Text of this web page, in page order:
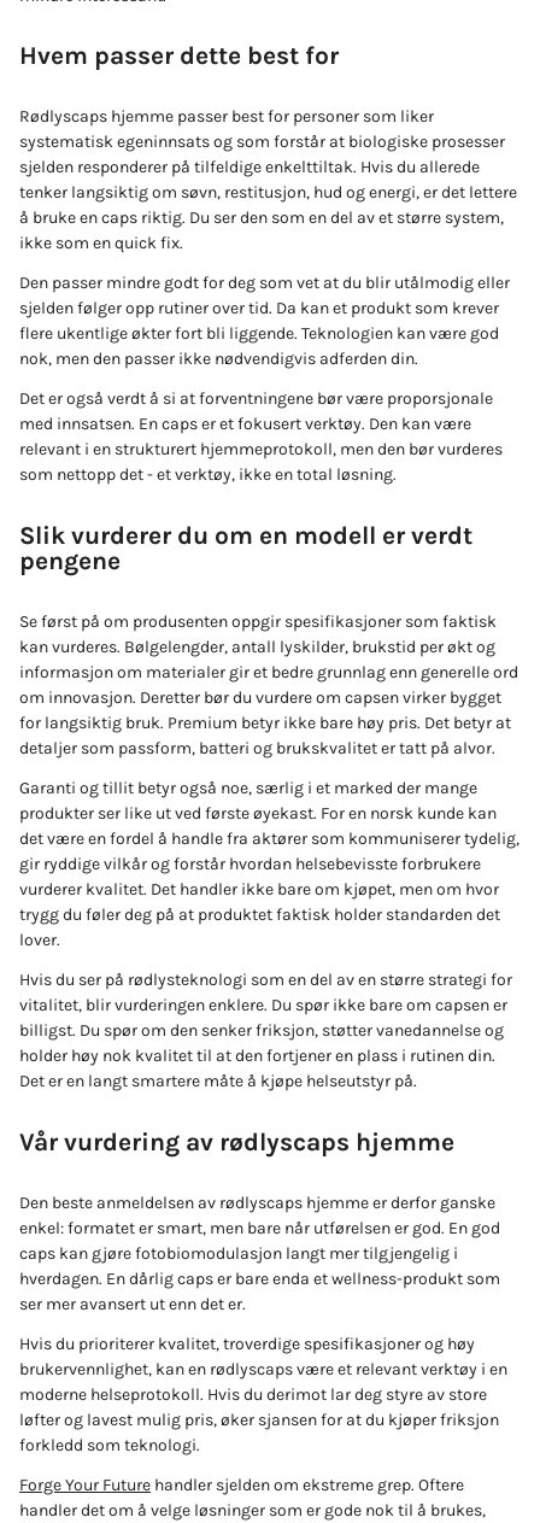
Hvem passer dette best for
Rødlyscaps hjemme passer best for personer som liker
systematisk egeninnsats og som forstår at biologiske prosesser
sjelden responderer på tilfeldige enkelttiltak. Hvis du allerede
tenker langsiktig om søvn, restitusjon, hud og energi, er det lettere
å bruke en caps riktig. Du ser den som en del av et større system,
ikke som en quick fix.
Den passer mindre godt for deg som vet at du blir utålmodig eller
sjelden følger opp rutiner over tid. Da kan et produkt som krever
flere ukentlige økter fort bli liggende. Teknologien kan være god
nok, men den passer ikke nødvendigvis adferden din.
Det er også verdt å si at forventningene bør være proporsjonale
med innsatsen. En caps er et fokusert verktøy. Den kan være
relevant i en strukturert hjemmeprotokoll, men den bør vurderes
som nettopp det - et verktøy, ikke en total løsning.
Slik vurderer du om en modell er verdt
pengene
Se først på om produsenten oppgir spesifikasjoner som faktisk
kan vurderes. Bølgelengder, antall lyskilder, brukstid per økt og
informasjon om materialer gir et bedre grunnlag enn generelle ord
om innovasjon. Deretter bør du vurdere om capsen virker bygget
for langsiktig bruk. Premium betyr ikke bare høy pris. Det betyr at
detaljer som passform, batteri og brukskvalitet er tatt på alvor.
Garanti og tillit betyr også noe, særlig i et marked der mange
produkter ser like ut ved første øyekast. For en norsk kunde kan
det være en fordel å handle fra aktører som kommuniserer tydelig,
gir ryddige vilkår og forstår hvordan helsebevisste forbrukere
vurderer kvalitet. Det handler ikke bare om kjøpet, men om hvor
trygg du føler deg på at produktet faktisk holder standarden det
lover.
Hvis du ser på rødlysteknologi som en del av en større strategi for
vitalitet, blir vurderingen enklere. Du spør ikke bare om capsen er
billigst. Du spør om den senker friksjon, støtter vanedannelse og
holder høy nok kvalitet til at den fortjener en plass i rutinen din.
Det er en langt smartere måte å kjøpe helseutstyr på.
Vår vurdering av rødlyscaps hjemme
Den beste anmeldelsen av rødlyscaps hjemme er derfor ganske
enkel: formatet er smart, men bare når utførelsen er god. En god
caps kan gjøre fotobiomodulasjon langt mer tilgjengelig i
hverdagen. En dårlig caps er bare enda et wellness-produkt som
ser mer avansert ut enn det er.
Hvis du prioriterer kvalitet, troverdige spesifikasjoner og høy
brukervennlighet, kan en rødlyscaps være et relevant verktøy i en
moderne helseprotokoll. Hvis du derimot lar deg styre av store
løfter og lavest mulig pris, øker sjansen for at du kjøper friksjon
forkledd som teknologi.
Forge Your Future handler sjelden om ekstreme grep. Oftere
handler det om å velge løsninger som er gode nok til å brukes,